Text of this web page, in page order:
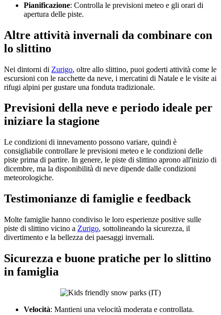
Pianificazione: Controlla le previsioni meteo e gli orari di
apertura delle piste.
Altre attività invernali da combinare con
lo slittino
Nei dintorni di Zurigo, oltre allo slittino, puoi goderti attività come le
escursioni con le racchette da neve, i mercatini di Natale e le visite ai
rifugi alpini per gustare una fonduta tradizionale.
Previsioni della neve e periodo ideale per
iniziare la stagione
Le condizioni di innevamento possono variare, quindi è
consigliabile controllare le previsioni meteo e le condizioni delle
piste prima di partire. In genere, le piste di slittino aprono all'inizio di
dicembre, ma la disponibilità di neve dipende dalle condizioni
meteorologiche.
Testimonianze di famiglie e feedback
Molte famiglie hanno condiviso le loro esperienze positive sulle
piste di slittino vicino a Zurigo, sottolineando la sicurezza, il
divertimento e la bellezza dei paesaggi invernali.
Sicurezza e buone pratiche per lo slittino
in famiglia
Velocità: Mantieni una velocità moderata e controllata.